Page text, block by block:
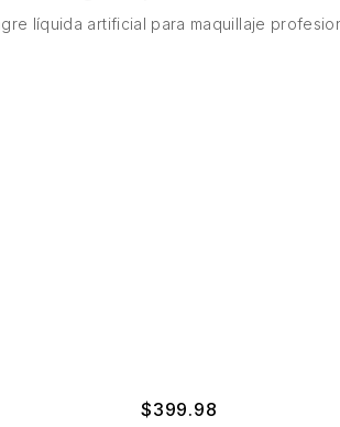
líquida artificial para maquillaje
$399.98